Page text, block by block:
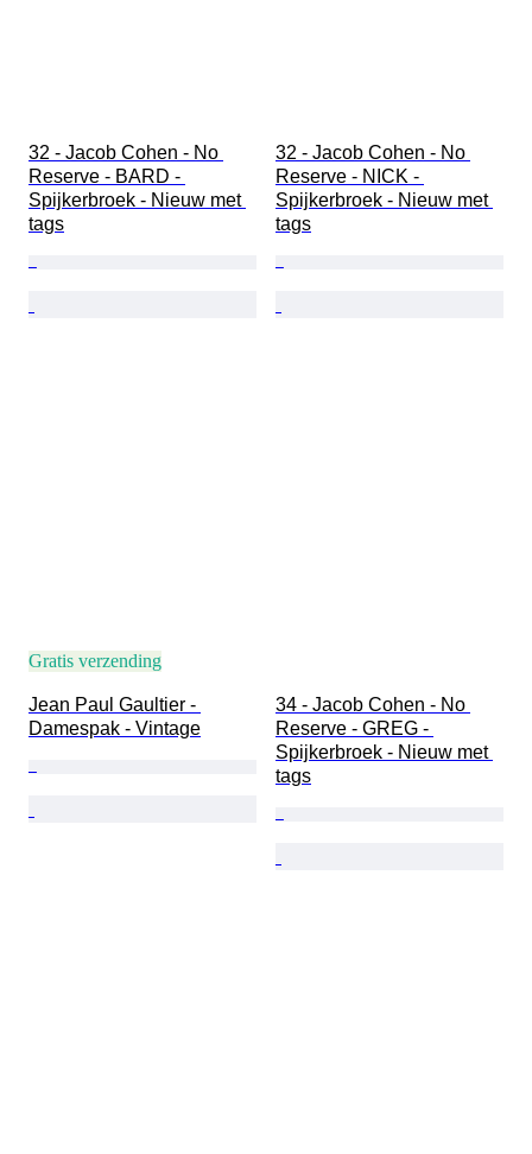
32 - Jacob Cohen - No
Reserve - BARD -
Spijkerbroek - Nieuw met
tags
32 - Jacob Cohen - No
Reserve - NICK -
Spijkerbroek - Nieuw met
tags
Gratis verzending
Jean Paul Gaultier -
Damespak - Vintage
34 - Jacob Cohen - No
Reserve - GREG -
Spijkerbroek - Nieuw met
tags